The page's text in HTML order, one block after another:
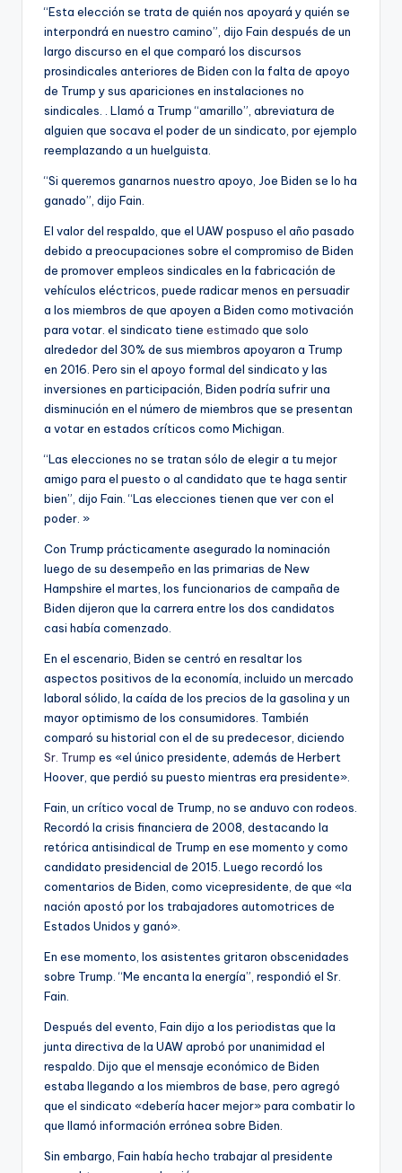
“Esta elección se trata de quién nos apoyará y quién se
interpondrá en nuestro camino”, dijo Fain después de un
largo discurso en el que comparó los discursos
prosindicales anteriores de Biden con la falta de apoyo
de Trump y sus apariciones en instalaciones no
sindicales. . Llamó a Trump “amarillo”, abreviatura de
alguien que socava el poder de un sindicato, por ejemplo
reemplazando a un huelguista.
“Si queremos ganarnos nuestro apoyo, Joe Biden se lo ha
ganado”, dijo Fain.
El valor del respaldo, que el UAW pospuso el año pasado
debido a preocupaciones sobre el compromiso de Biden
de promover empleos sindicales en la fabricación de
vehículos eléctricos, puede radicar menos en persuadir
a los miembros de que apoyen a Biden como motivación
para votar. el sindicato tiene estimado que solo
alrededor del 30% de sus miembros apoyaron a Trump
en 2016. Pero sin el apoyo formal del sindicato y las
inversiones en participación, Biden podría sufrir una
disminución en el número de miembros que se presentan
a votar en estados críticos como Michigan.
“Las elecciones no se tratan sólo de elegir a tu mejor
amigo para el puesto o al candidato que te haga sentir
bien”, dijo Fain. “Las elecciones tienen que ver con el
poder. »
Con Trump prácticamente asegurado la nominación
luego de su desempeño en las primarias de New
Hampshire el martes, los funcionarios de campaña de
Biden dijeron que la carrera entre los dos candidatos
casi había comenzado.
En el escenario, Biden se centró en resaltar los
aspectos positivos de la economía, incluido un mercado
laboral sólido, la caída de los precios de la gasolina y un
mayor optimismo de los consumidores. También
comparó su historial con el de su predecesor, diciendo
Sr. Trump es «el único presidente, además de Herbert
Hoover, que perdió su puesto mientras era presidente».
Fain, un crítico vocal de Trump, no se anduvo con rodeos.
Recordó la crisis financiera de 2008, destacando la
retórica antisindical de Trump en ese momento y como
candidato presidencial de 2015. Luego recordó los
comentarios de Biden, como vicepresidente, de que «la
nación apostó por los trabajadores automotrices de
Estados Unidos y ganó».
En ese momento, los asistentes gritaron obscenidades
sobre Trump. “Me encanta la energía”, respondió el Sr.
Fain.
Después del evento, Fain dijo a los periodistas que la
junta directiva de la UAW aprobó por unanimidad el
respaldo. Dijo que el mensaje económico de Biden
estaba llegando a los miembros de base, pero agregó
que el sindicato «debería hacer mejor» para combatir lo
que llamó información errónea sobre Biden.
Sin embargo, Fain había hecho trabajar al presidente